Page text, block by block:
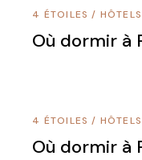
4 ÉTOILES / HÔTELS
Où dormir à
4 ÉTOILES / HÔTELS
Où dormir à